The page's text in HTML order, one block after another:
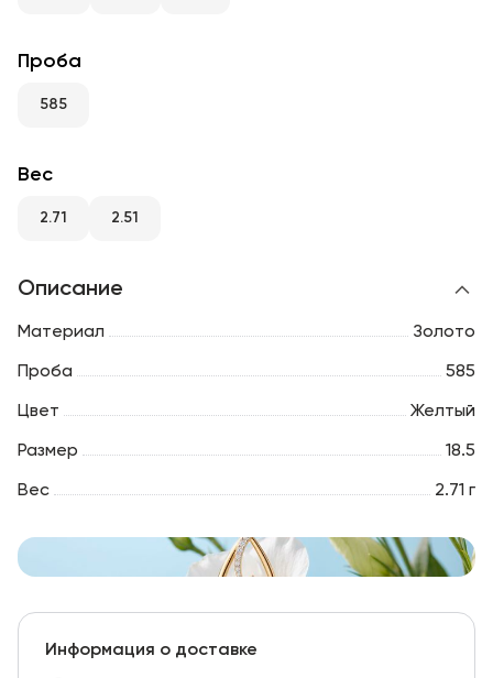
Проба
585
Вес
2.71 2.51
Описание
Материал Золото
Проба 585
Цвет Желтый
Размер 18.5
Вес 2.71 г
Информация о доставке